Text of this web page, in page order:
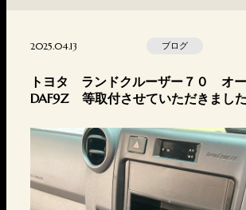
2025.04.13 ブログ
トヨタ ランドクルーザー７０ オ
DAF9Z 等取付させていただきました